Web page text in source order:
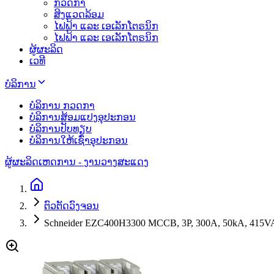
ກວດກາ
ສິງແວດລ້ອມ
ໄຟຟ້າ ແລະ ເອເລັກໂຕຣນິກ
ໄຟຟ້າ ແລະ ເອເລັກໂຕຣນິກ
ຜູ້ຜະລິດ
ເວທີ
ບໍລິການ
ບໍລິການ ກວດກາ
ບໍລິການສ້ອມແປງອຸປະກອນ
ບໍລິການປັບທຽບ
ບໍລິການໃຫ້ເຊົ່າອຸປະກອນ
ຜູ້ຜະລິດເຫດການ - ງານວາງສະແດງ
ຕົວຕັດວົງຈອນ
Schneider EZC400H3300 MCCB, 3P, 300A, 50kA,